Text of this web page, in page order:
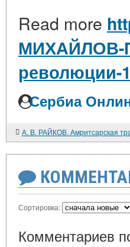
Read more
МИХАЙЛОВ-
революции-
Сербиа
Сортировка:
Комментариев